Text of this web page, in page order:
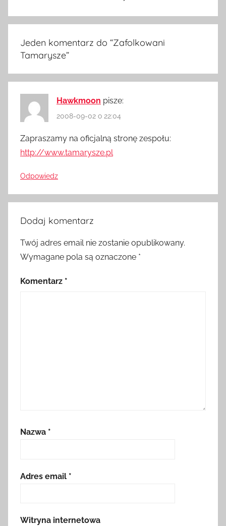
Jeden komentarz do “Zafolkowani
Tamarysze”
Hawkmoon pisze:
2008-09-02 o 22:04
Zapraszamy na oficjalną stronę zespołu:
http://www.tamarysze.pl
Odpowiedz
Dodaj komentarz
Twój adres email nie zostanie opublikowany.
Wymagane pola są oznaczone *
Komentarz *
Nazwa *
Adres email *
Witryna internetowa